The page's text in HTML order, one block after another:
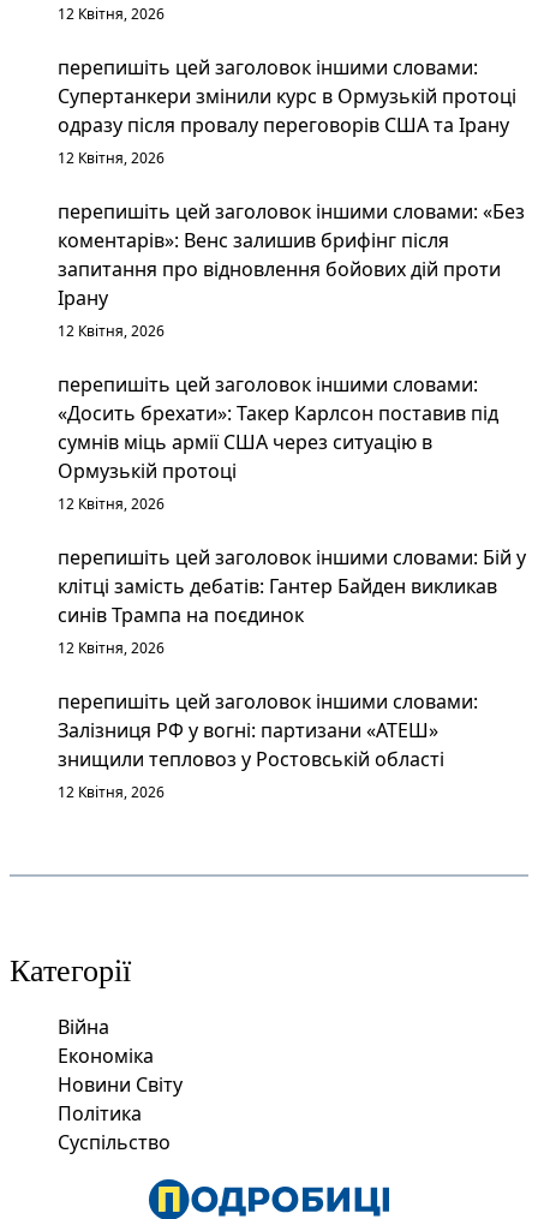
12 Квітня, 2026
перепишіть цей заголовок іншими словами:
Супертанкери змінили курс в Ормузькій протоці
одразу після провалу переговорів США та Ірану
12 Квітня, 2026
перепишіть цей заголовок іншими словами: «Без
коментарів»: Венс залишив брифінг після
запитання про відновлення бойових дій проти
Ірану
12 Квітня, 2026
перепишіть цей заголовок іншими словами:
«Досить брехати»: Такер Карлсон поставив під
сумнів міць армії США через ситуацію в
Ормузькій протоці
12 Квітня, 2026
перепишіть цей заголовок іншими словами: Бій у
клітці замість дебатів: Гантер Байден викликав
синів Трампа на поєдинок
12 Квітня, 2026
перепишіть цей заголовок іншими словами:
Залізниця РФ у вогні: партизани «АТЕШ»
знищили тепловоз у Ростовській області
12 Квітня, 2026
Категорії
Війна
Економіка
Новини Світу
Політика
Суспільство